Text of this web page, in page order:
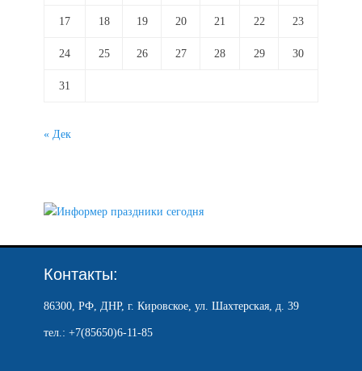
17 18 19 20 21 22 23
24 25 26 27 28 29 30
31
« Дек
Контакты:
86300, РФ, ДНР, г. Кировское, ул. Шахтерская, д. 39
тел.: +7(85650)6-11-85